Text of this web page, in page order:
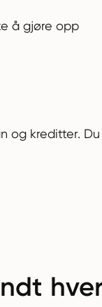
å gjøre opp
og kreditter. Du